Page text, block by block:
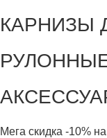
КАРНИЗЫ
Мега скидка -10%